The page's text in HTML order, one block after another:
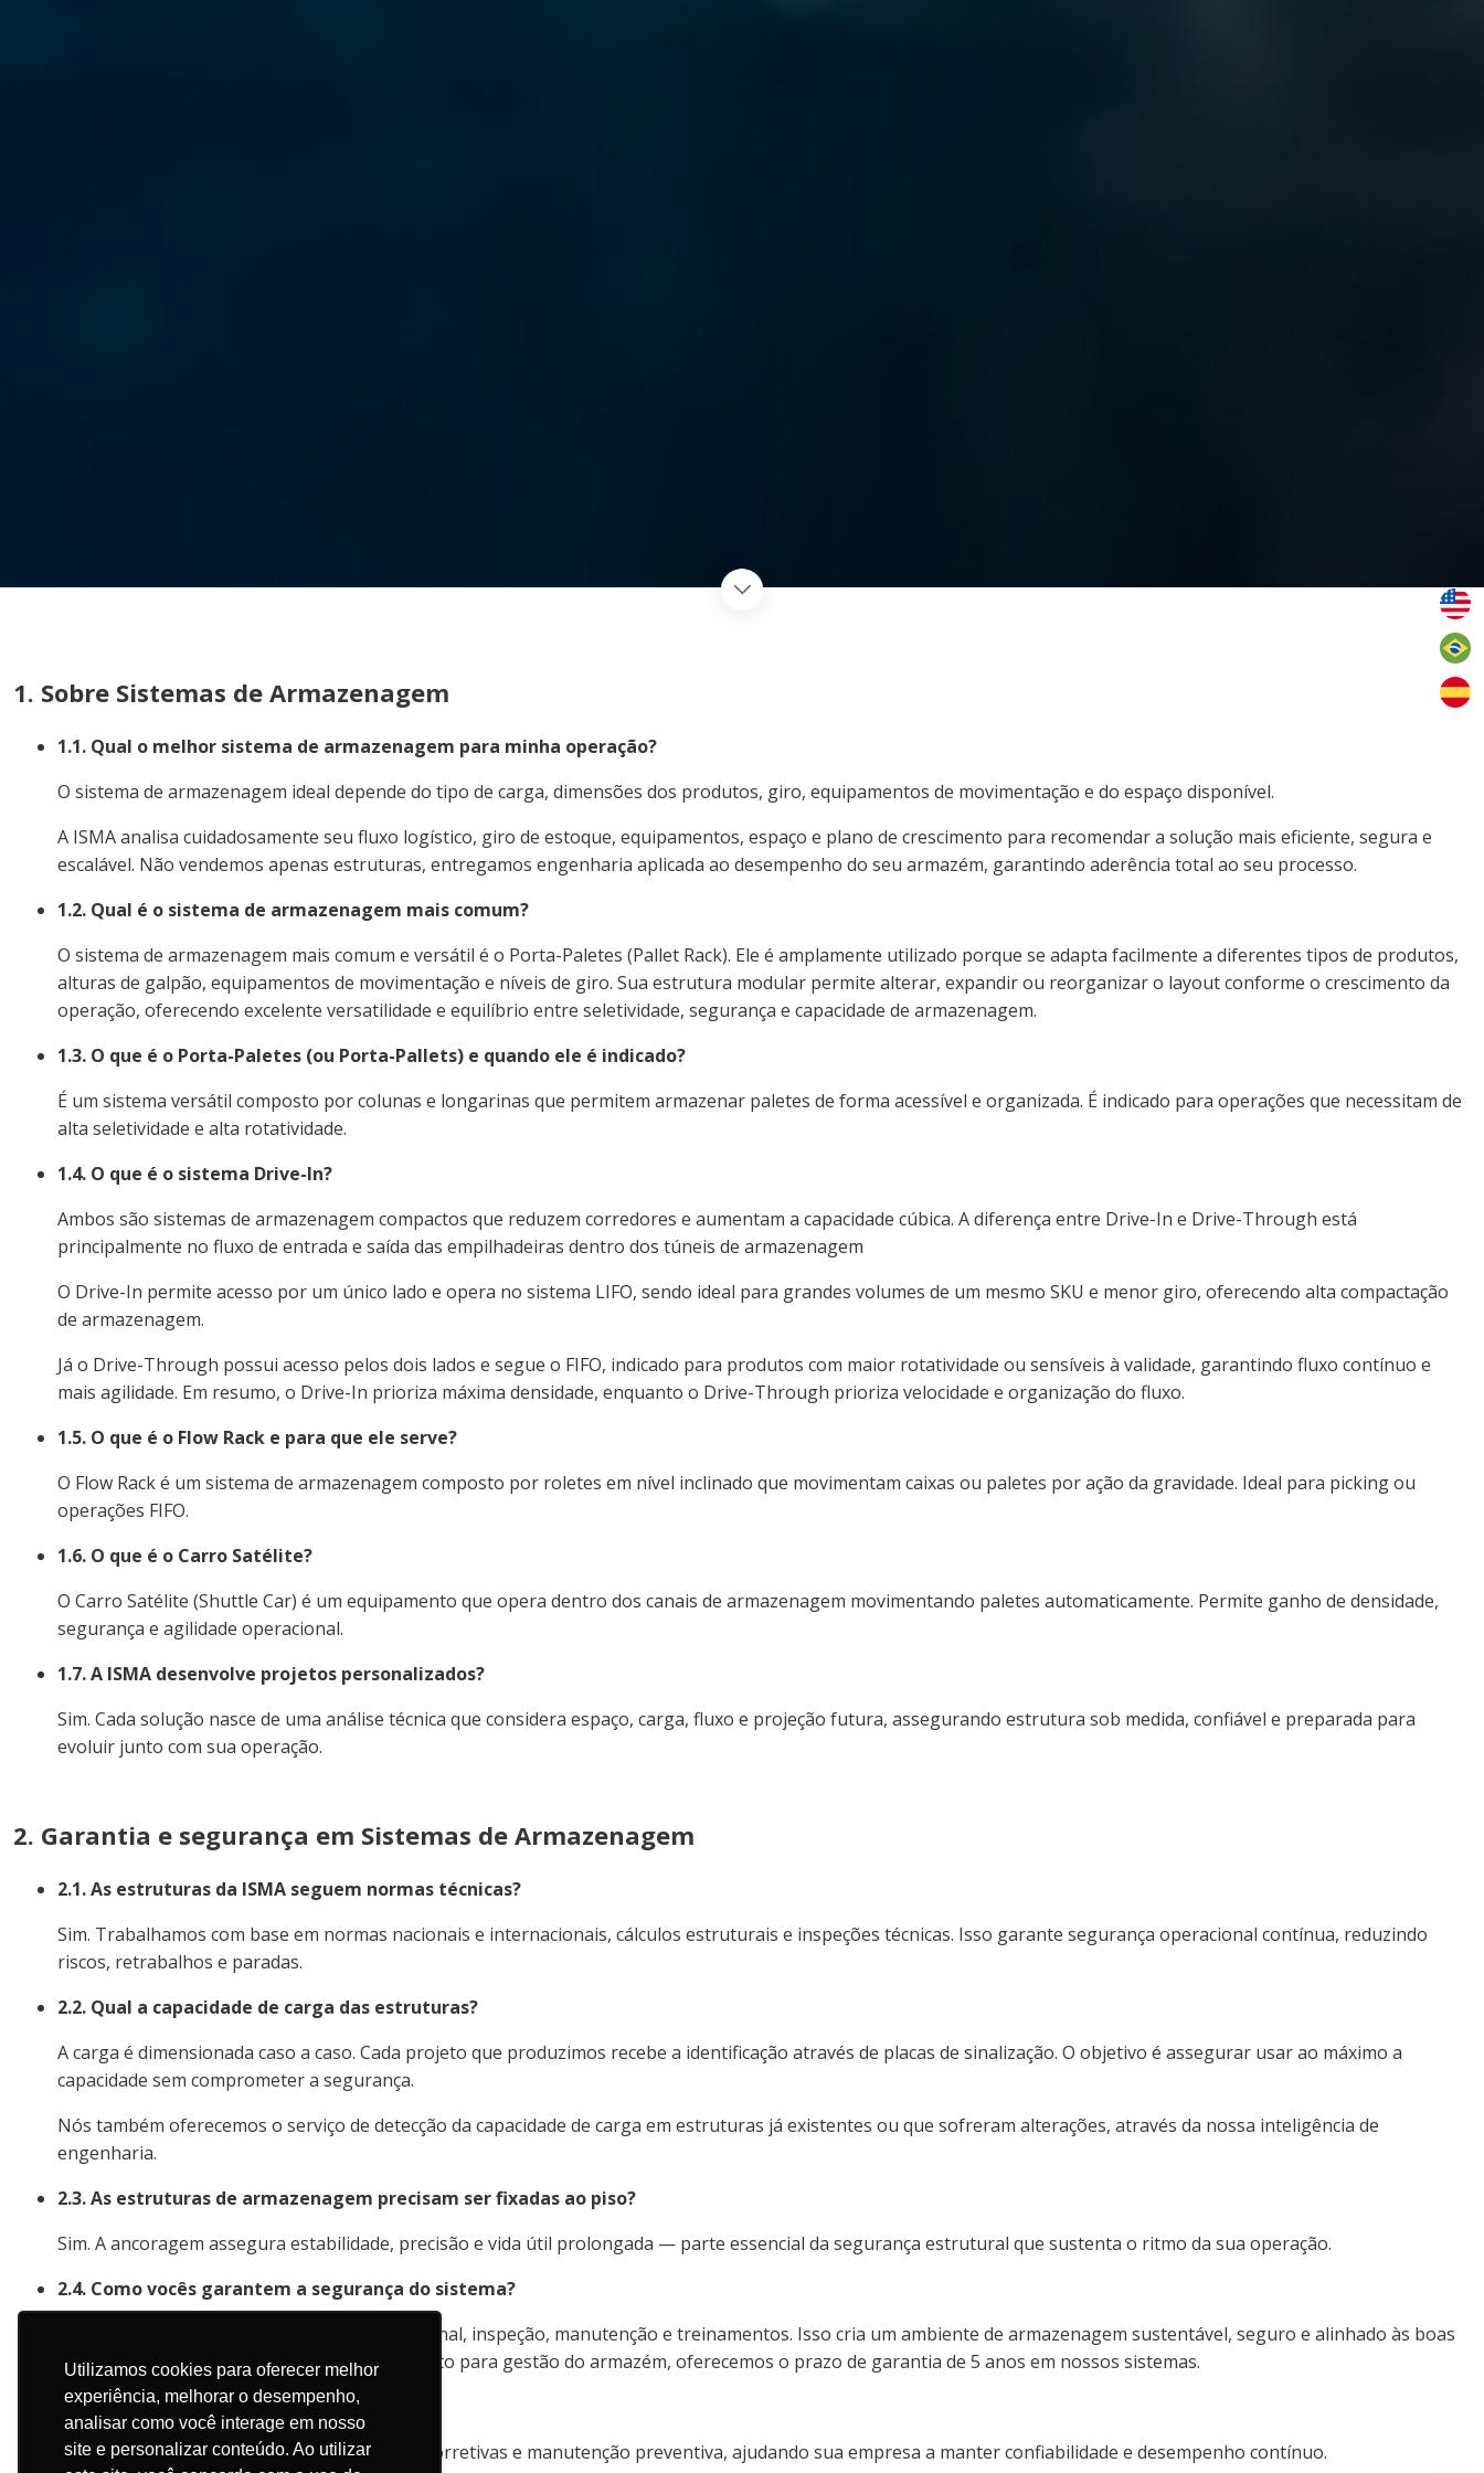
Utilizamos cookies para oferecer melhor
experiência, melhorar o desempenho,
analisar como você interage em nosso
site e personalizar conteúdo. Ao utilizar
1. Sobre Sistemas de Armazenagem
1.1. Qual o melhor sistema de armazenagem para minha operação?
O sistema de armazenagem ideal depende do tipo de carga, dimensões dos produtos, giro, equipamentos de movimentação e do espaço disponível.
A ISMA analisa cuidadosamente seu fluxo logístico, giro de estoque, equipamentos, espaço e plano de crescimento para recomendar a solução mais eficiente, segura e
escalável. Não vendemos apenas estruturas, entregamos engenharia aplicada ao desempenho do seu armazém, garantindo aderência total ao seu processo.
1.2. Qual é o sistema de armazenagem mais comum?
O sistema de armazenagem mais comum e versátil é o Porta-Paletes (Pallet Rack). Ele é amplamente utilizado porque se adapta facilmente a diferentes tipos de produtos,
alturas de galpão, equipamentos de movimentação e níveis de giro. Sua estrutura modular permite alterar, expandir ou reorganizar o layout conforme o crescimento da
operação, oferecendo excelente versatilidade e equilíbrio entre seletividade, segurança e capacidade de armazenagem.
1.3. O que é o Porta-Paletes (ou Porta-Pallets) e quando ele é indicado?
É um sistema versátil composto por colunas e longarinas que permitem armazenar paletes de forma acessível e organizada. É indicado para operações que necessitam de
alta seletividade e alta rotatividade.
1.4. O que é o sistema Drive-In?
Ambos são sistemas de armazenagem compactos que reduzem corredores e aumentam a capacidade cúbica. A diferença entre Drive-In e Drive-Through está
principalmente no fluxo de entrada e saída das empilhadeiras dentro dos túneis de armazenagem
O Drive-In permite acesso por um único lado e opera no sistema LIFO, sendo ideal para grandes volumes de um mesmo SKU e menor giro, oferecendo alta compactação
de armazenagem.
Já o Drive-Through possui acesso pelos dois lados e segue o FIFO, indicado para produtos com maior rotatividade ou sensíveis à validade, garantindo fluxo contínuo e
mais agilidade. Em resumo, o Drive-In prioriza máxima densidade, enquanto o Drive-Through prioriza velocidade e organização do fluxo.
1.5. O que é o Flow Rack e para que ele serve?
O Flow Rack é um sistema de armazenagem composto por roletes em nível inclinado que movimentam caixas ou paletes por ação da gravidade. Ideal para picking ou
operações FIFO.
1.6. O que é o Carro Satélite?
O Carro Satélite (Shuttle Car) é um equipamento que opera dentro dos canais de armazenagem movimentando paletes automaticamente. Permite ganho de densidade,
segurança e agilidade operacional.
1.7. A ISMA desenvolve projetos personalizados?
Sim. Cada solução nasce de uma análise técnica que considera espaço, carga, fluxo e projeção futura, assegurando estrutura sob medida, confiável e preparada para
evoluir junto com sua operação.
2. Garantia e segurança em Sistemas de Armazenagem
2.1. As estruturas da ISMA seguem normas técnicas?
Sim. Trabalhamos com base em normas nacionais e internacionais, cálculos estruturais e inspeções técnicas. Isso garante segurança operacional contínua, reduzindo
riscos, retrabalhos e paradas.
2.2. Qual a capacidade de carga das estruturas?
A carga é dimensionada caso a caso. Cada projeto que produzimos recebe a identificação através de placas de sinalização. O objetivo é assegurar usar ao máximo a
capacidade sem comprometer a segurança.
Nós também oferecemos o serviço de detecção da capacidade de carga em estruturas já existentes ou que sofreram alterações, através da nossa inteligência de
engenharia.
2.3. As estruturas de armazenagem precisam ser fixadas ao piso?
Sim. A ancoragem assegura estabilidade, precisão e vida útil prolongada — parte essencial da segurança estrutural que sustenta o ritmo da sua operação.
2.4. Como vocês garantem a segurança do sistema?
Combinamos engenharia, instalação profissional, inspeção, manutenção e treinamentos. Isso cria um ambiente de armazenagem sustentável, seguro e alinhado às boas
práticas do mercado. Com esse pacote completo para gestão do armazém, oferecemos o prazo de garantia de 5 anos em nossos sistemas.
2.5. Vocês realizam inspeções periódicas?
Sim. A ISMA oferece inspeções, manutenção corretivas e manutenção preventiva, ajudando sua empresa a manter confiabilidade e desempenho contínuo.